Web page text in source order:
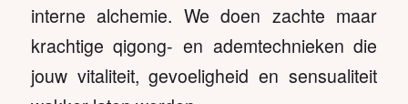
interne alchemie. We doen zachte maar
krachtige qigong- en ademtechnieken die
jouw vitaliteit, gevoeligheid en sensualiteit